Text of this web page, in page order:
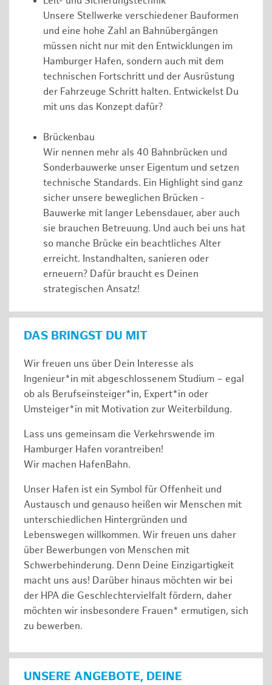
Unsere Stellwerke verschiedener Bauformen
und eine hohe Zahl an Bahnübergängen
müssen nicht nur mit den Entwicklungen im
Hamburger Hafen, sondern auch mit dem
technischen Fortschritt und der Ausrüstung
der Fahrzeuge Schritt halten. Entwickelst Du
mit uns das Konzept dafür?
Brückenbau
Wir nennen mehr als 40 Bahnbrücken und
Sonderbauwerke unser Eigentum und setzen
technische Standards. Ein Highlight sind ganz
sicher unsere beweglichen Brücken -
Bauwerke mit langer Lebensdauer, aber auch
sie brauchen Betreuung. Und auch bei uns hat
so manche Brücke ein beachtliches Alter
erreicht. Instandhalten, sanieren oder
erneuern? Dafür braucht es Deinen
strategischen Ansatz!
DAS BRINGST DU MIT
Wir freuen uns über Dein Interesse als
Ingenieur*in mit abgeschlossenem Studium – egal
ob als Berufseinsteiger*in, Expert*in oder
Umsteiger*in mit Motivation zur Weiterbildung.
Lass uns gemeinsam die Verkehrswende im
Hamburger Hafen vorantreiben!
Wir machen HafenBahn.
Unser Hafen ist ein Symbol für Offenheit und
Austausch und genauso heißen wir Menschen mit
unterschiedlichen Hintergründen und
Lebenswegen willkommen. Wir freuen uns daher
über Bewerbungen von Menschen mit
Schwerbehinderung. Denn Deine Einzigartigkeit
macht uns aus! Darüber hinaus möchten wir bei
der HPA die Geschlechtervielfalt fördern, daher
möchten wir insbesondere Frauen* ermutigen, sich
zu bewerben.
UNSERE ANGEBOTE, DEINE